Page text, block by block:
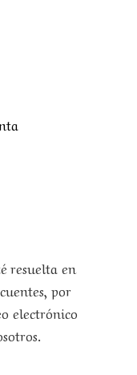
resuelta en
por
electrónico